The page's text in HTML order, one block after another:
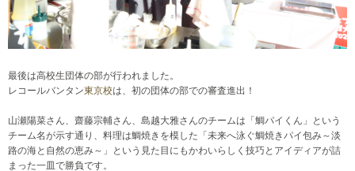
最後は高校生団体の部が行われました。
レコールバンタン東京校は、初の団体の部での審査進出！
山瀬陽菜さん、齋藤宗輔さん、島越大雅さんのチームは「鯛パイくん」という
チーム名が示す通り、料理は鯛焼きを模した「未来へ泳ぐ鯛焼きパイ包み～淡
路の海と自然の恵み～」という見た目にもかわいらしく技巧とアイディアが詰
まった一皿で勝負です。